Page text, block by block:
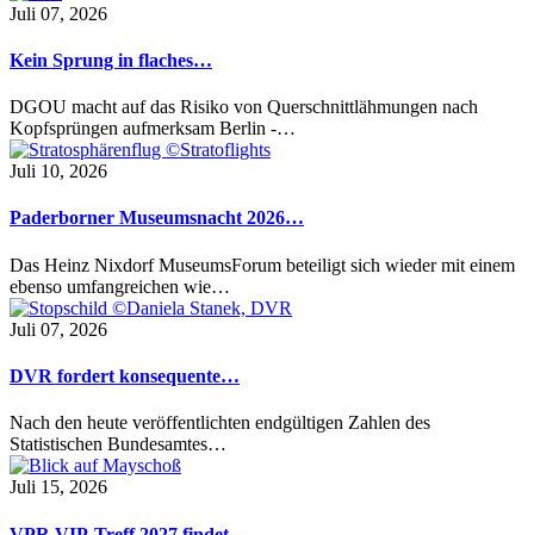
Juli 07, 2026
Kein Sprung in flaches…
DGOU macht auf das Risiko von Querschnittlähmungen nach
Kopfsprüngen aufmerksam Berlin -…
Juli 10, 2026
Paderborner Museumsnacht 2026…
Das Heinz Nixdorf MuseumsForum beteiligt sich wieder mit einem
ebenso umfangreichen wie…
Juli 07, 2026
DVR fordert konsequente…
Nach den heute veröffentlichten endgültigen Zahlen des
Statistischen Bundesamtes…
Juli 15, 2026